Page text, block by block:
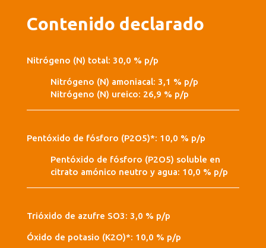
Contenido declarado
Nitrógeno (N) total: 30,0 % p/p
Nitrógeno (N) amoniacal: 3,1 % p/p
Nitrógeno (N) ureico: 26,9 % p/p
Pentóxido de fósforo (P2O5)*: 10,0 % p/p
Pentóxido de fósforo (P2O5) soluble en
citrato amónico neutro y agua: 10,0 % p/p
Trióxido de azufre SO3: 3,0 % p/p
Óxido de potasio (K2O)*: 10,0 % p/p